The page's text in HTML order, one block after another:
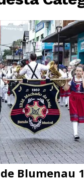
Blumenau